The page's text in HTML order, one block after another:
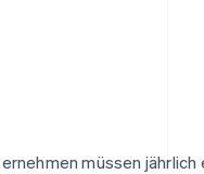
müssen jährlich